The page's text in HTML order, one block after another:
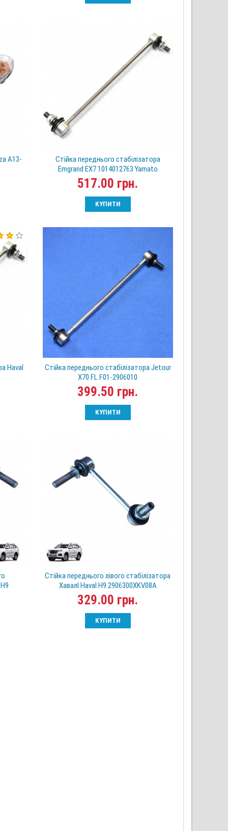
A13-
Стійка переднього стабілізатора
Emgrand EX7 1014012763 Yamato
517.00 грн.
КУПИТИ
Haval
Стійка переднього стабілізатора Jetour
X70 FL F01-2906010
399.50 грн.
КУПИТИ
Стійка переднього лівого стабілізатора
Хавалl Haval H9 2906300XKV08A
329.00 грн.
КУПИТИ